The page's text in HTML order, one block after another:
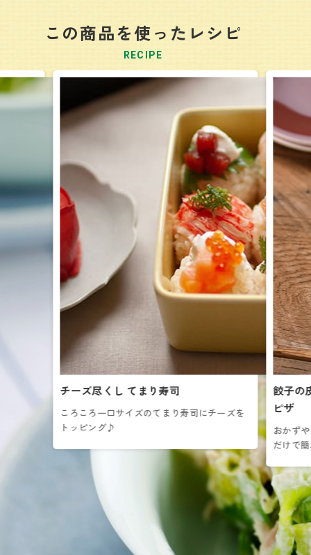
フルーツサンド
この商品を使ったレシピ
RECIPE
チーズ尽くし てまり寿司
ころころ一口サイズのてまり寿司にチーズを
トッピング♪
餃子の
ピザ
おかず
だけで